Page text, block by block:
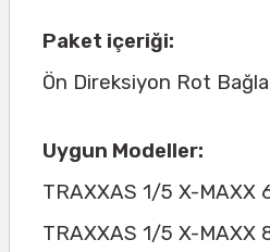
Paket içeriği:
Ön Direksiyon Rot
Uygun Modeller:
TRAXXAS 1/5 X-MAXX
TRAXXAS 1/5 X-MAXX